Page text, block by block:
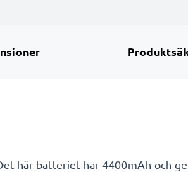
här batteriet har 4400mAh och